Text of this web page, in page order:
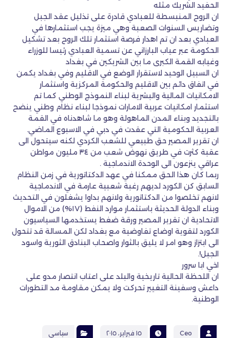
الحفيد الشريك مثله
ان الروح المنبسطة للعبادي قادرة على تذليل عقد الجبل
وتضاريس السنوات الصعبة وهي ميزة يجب استثمارها في
العبادي بعد ان تم اهدار فرصة استثمار تلك الروح بعد تشكيل
الحكومة عبر عياب البارزاني عن تسمية العبادي رئيسا للوزراء
وغيابه القمة الكبرى ما بين الشريكين في بغداد
ان السبيل الوحيد لاستقرار الوضع في الاقليم وفي بغداد يكمن
في اتفاق دائم بين الاقليم والحكومة المركزية واستثمار
الامكانيات المالية والبشرية لبناء النموذج الوطني كما تم
استثمار امكانيات عربية الامارات نموذجا لبناء نظام وطني ينضح
بالتجديد وبناء المدن الماهولة وهو ما شاهدناه في القمة
العربية الحكومية التي عقدت في دبي في الاسبوع الماضي.
ان تقرير المصير حق طبيعي للشعب الكردي لكنه سيتحول الى
عقبة كثرت في طريق نهوض شعب من ٣٤ مليون مواطن
عراقي ينزعون الى الوحدة الاندماجية .
ربما كان هذا الحق ممكنا في عهد الدكتاتورية في زمن النظام
السابق كن الكورد لديهم رغبة شعبية عارمة في الاندماجية
لانهم تخلصوا من الدكتاتورية ولانهم بداوا يشغلون في التحديث
وبناء الدولة الحديثة باستثمار موارد النفط (١٧%) من الاموال
الاتحادية ان تقرير المصير ورقة ضغط يستخدمها السياسيون
الكورد لتقوية اوضاع تفاوضية مع بغداد لكن المسالة قد تتحول
الى ابتزاز وهو امر لا يليق بالثوار واصحاب البنادق الثورية واسود
الجبل!.
اخي ابا سرور
ان اللحظة الحالية تاريخية والبلد على اعتاب انتصار مدو على
داعش وسفينة التغيير تحركت ولا يمكن مقاومة مد التطورات
الوطنية.
Ceo ١٥ فبراير، ٢٠١٥ سياسي